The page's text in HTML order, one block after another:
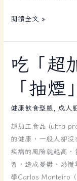
發
飲
食」
維
康
閱讀全文 »
吃「超
「抽煙
健康飲食型態 成人
超加工食品 (ultra-
的健康，一般人卻沒
疾病的風險就越高，
習，造成憂鬱、恐慌
學Carlos Monteiro
「超
食